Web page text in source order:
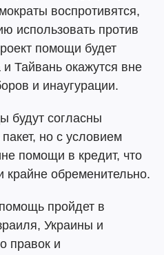
воспротивятся,
использовать против
помощи будет
Тайвань окажутся вне
и инаугурации.
будут согласны
но с условием
помощи в кредит, что
крайне обременительно.
пройдет в
Украины и
правок и